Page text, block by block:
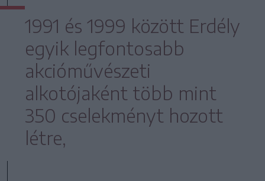
1991 és 1999 között Erdély
egyik legfontosabb
akcióművészeti
alkotójaként több mint
350 cselekményt hozott
létre,